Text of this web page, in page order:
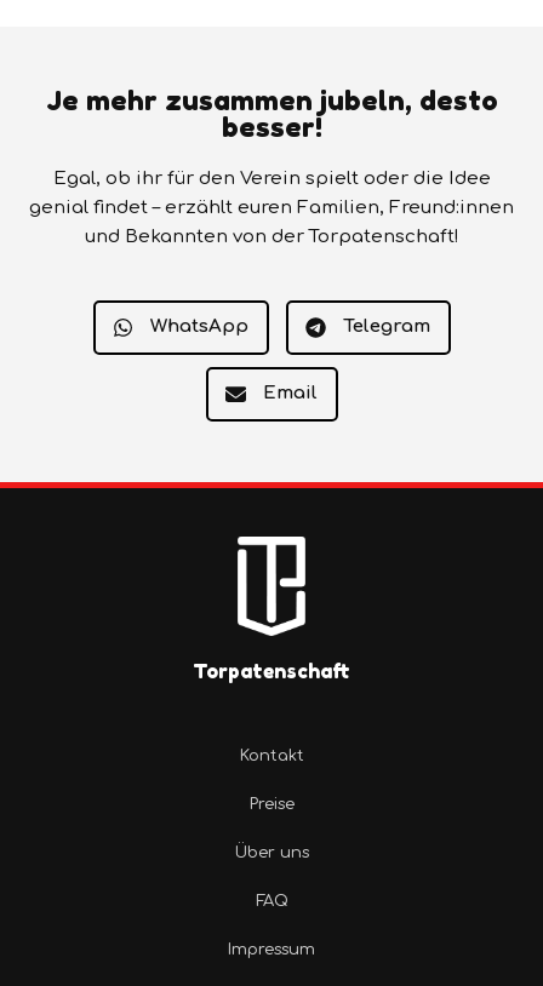
Je mehr zusammen jubeln, desto
besser!
Egal, ob ihr für den Verein spielt oder die Idee
genial findet – erzählt euren Familien, Freund:innen
und Bekannten von der Torpatenschaft!
WhatsApp Telegram
Email
Torpatenschaft
Kontakt
Preise
Über uns
FAQ
Impressum